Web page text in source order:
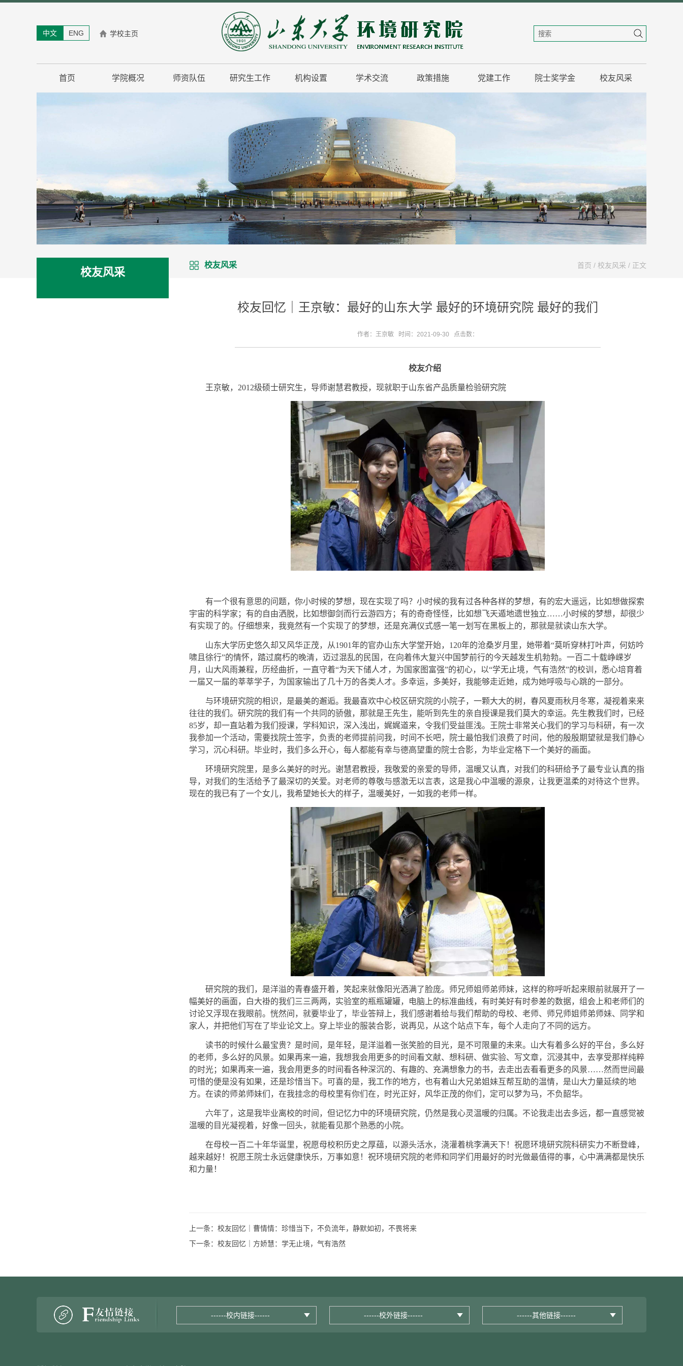
中文 ENG 学校主页
首页 学院概况 师资队伍 研究生工作 机构设置 学术交流 政策措施 党建工作 院士奖学金 校友风采
校友风采
校友风采 首页 / 校友风采 / 正文
校友回忆｜王京敏：最好的山东大学 最好的环境研究院 最好的我们
作者：王京敏 时间：2021-09-30 点击数：
校友介绍
王京敏， 2012级硕士研究生，导师谢慧君教授，现就职于山东省产品质量检验研究院
有一个很有意思的问题，你小时候的梦想，现在实现了吗？小时候的我有过各种各样的梦想，有的宏大遥远，比如想做探索
宇宙的科学家；有的自由洒脱，比如想御剑而行云游四方；有的奇奇怪怪，比如想飞天遁地遗世独立……小时候的梦想，却很少
有实现了的。仔细想来，我竟然有一个实现了的梦想，还是充满仪式感一笔一划写在黑板上的，那就是就读山东大学。
山东大学历史悠久却又风华正茂，从1901年的官办山东大学堂开始， 120年的沧桑岁月里，她带着“莫听穿林打叶声，何妨吟
啸且徐行”的情怀，踏过腐朽的晚清，迈过混乱的民国，在向着伟大复兴中国梦前行的今天越发生机勃勃。一百二十载峥嵘岁
月，山大风雨兼程，历经曲折，一直守着“为天下储人才，为国家图富强”的初心，以“学无止境，气有浩然”的校训，悉心培育着
一届又一届的莘莘学子，为国家输出了几十万的各类人才。多幸运，多美好，我能够走近她，成为她呼吸与心跳的一部分。
与环境研究院的相识，是最美的邂逅。我最喜欢中心校区研究院的小院子，一颗大大的树，春风夏雨秋月冬寒，凝视着来来
往往的我们。研究院的我们有一个共同的骄傲，那就是王先生，能听到先生的亲自授课是我们莫大的幸运。先生教我们时，已经
85岁，却一直站着为我们授课，学科知识，深入浅出，娓娓道来，令我们受益匪浅。王院士非常关心我们的学习与科研，有一次
我参加一个活动，需要找院士签字，负责的老师提前问我，时间不长吧，院士最怕我们浪费了时间，他的殷殷期望就是我们静心
学习，沉心科研。毕业时，我们多么开心，每人都能有幸与德高望重的院士合影，为毕业定格下一个美好的画面。
环境研究院里，是多么美好的时光。谢慧君教授，我敬爱的亲爱的导师，温暖又认真，对我们的科研给予了最专业认真的指
导，对我们的生活给予了最深切的关爱。对老师的尊敬与感激无以言表，这是我心中温暖的源泉，让我更温柔的对待这个世界。
现在的我已有了一个女儿，我希望她长大的样子，温暖美好，一如我的老师一样。
研究院的我们，是洋溢的青春盛开着，笑起来就像阳光洒满了脸庞。师兄师姐师弟师妹，这样的称呼听起来眼前就展开了一
幅美好的画面，白大褂的我们三三两两，实验室的瓶瓶罐罐，电脑上的标准曲线，有时美好有时参差的数据，组会上和老师们的
讨论又浮现在我眼前。恍然间，就要毕业了，毕业答辩上，我们感谢着给与我们帮助的母校、老师、师兄师姐师弟师妹、同学和
家人，并把他们写在了毕业论文上。穿上毕业的服装合影，说再见，从这个站点下车，每个人走向了不同的远方。
读书的时候什么最宝贵？是时间，是年轻，是洋溢着一张笑脸的目光，是不可限量的未来。山大有着多么好的平台，多么好
的老师，多么好的风景。如果再来一遍，我想我会用更多的时间看文献、想科研、做实验、写文章，沉浸其中，去享受那样纯粹
的时光；如果再来一遍，我会用更多的时间看各种深沉的、有趣的、充满想象力的书，去走出去看看更多的风景……然而世间最
可惜的便是没有如果，还是珍惜当下。可喜的是，我工作的地方，也有着山大兄弟姐妹互帮互助的温情，是山大力量延续的地
方。在读的师弟师妹们，在我挂念的母校里有你们在，时光正好，风华正茂的你们，定可以梦为马，不负韶华。
六年了，这是我毕业离校的时间，但记忆力中的环境研究院，仍然是我心灵温暖的归属。不论我走出去多远，都一直感觉被
温暖的目光凝视着，好像一回头，就能看见那个熟悉的小院。
在母校一百二十年华诞里，祝愿母校积历史之厚蕴，以源头活水，浇灌着桃李满天下！祝愿环境研究院科研实力不断登峰，
越来越好！祝愿王院士永远健康快乐，万事如意！祝环境研究院的老师和同学们用最好的时光做最值得的事，心中满满都是快乐
和力量！
上一条： 校友回忆｜曹情情：珍惜当下，不负流年，静默如初，不畏将来
下一条： 校友回忆｜方娇慧：学无止境，气有浩然
------校内链接------ ------校外链接------ ------其他链接------